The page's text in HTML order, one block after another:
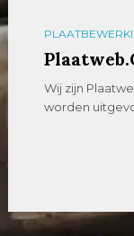
Wij zijn
worden